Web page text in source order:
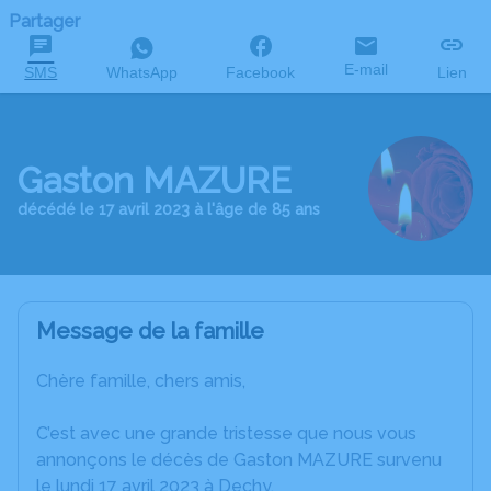
Partager
SMS WhatsApp Facebook E-mail Lien
Gaston MAZURE
décédé le 17 avril 2023 à l'âge de 85 ans
Message de la famille
Chère famille, chers amis,
C’est avec une grande tristesse que nous vous
annonçons le décès de Gaston MAZURE survenu
le lundi 17 avril 2023 à Dechy.